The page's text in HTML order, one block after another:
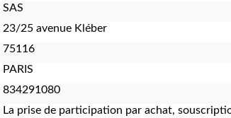
SAS
23/25 avenue Kléber
75116
PARIS
834291080
La prise de participation par achat,